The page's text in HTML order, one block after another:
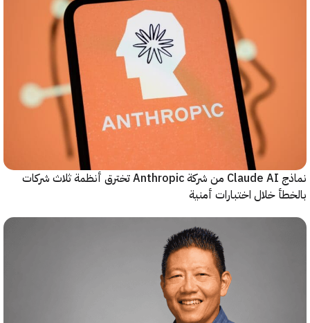
نماذج Claude AI من شركة Anthropic تخترق أنظمة ثلاث شركات
خلال اختبارات أمنية